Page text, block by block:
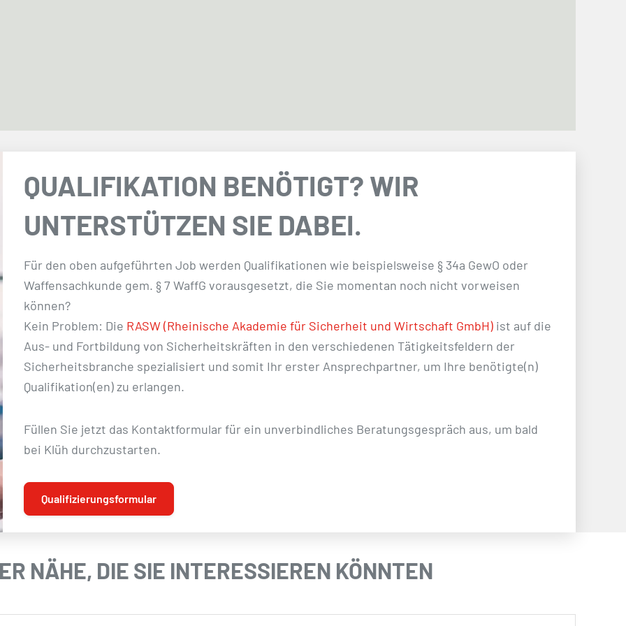
QUALIFIKATION BENÖTIGT? WIR
UNTERSTÜTZEN SIE DABEI.
Für den oben aufgeführten Job werden Qualifikationen wie beispielsweise § 34a GewO oder
Waffensachkunde gem. § 7 WaffG vorausgesetzt, die Sie momentan noch nicht vorweisen
können?
Kein Problem: Die RASW (Rheinische Akademie für Sicherheit und Wirtschaft GmbH) ist auf die
Aus- und Fortbildung von Sicherheitskräften in den verschiedenen Tätigkeitsfeldern der
Sicherheitsbranche spezialisiert und somit Ihr erster Ansprechpartner, um Ihre benötigte(n)
Qualifikation(en) zu erlangen.
Füllen Sie jetzt das Kontaktformular für ein unverbindliches Beratungsgespräch aus, um bald
bei Klüh durchzustarten.
Qualifizierungsformular
NÄHE, DIE SIE INTERESSIEREN KÖNNTEN